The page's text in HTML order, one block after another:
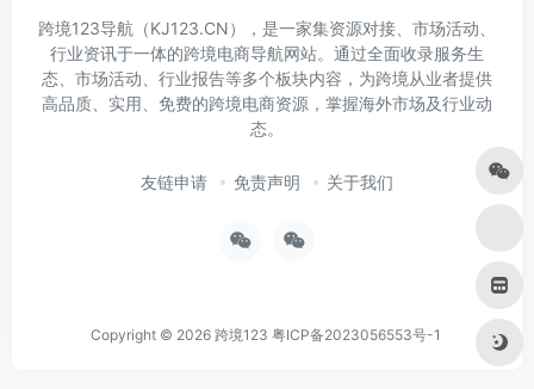
跨境123导航（KJ123.CN），是一家集资源对接、市场活动、
行业资讯于一体的跨境电商导航网站。通过全面收录服务生
态、市场活动、行业报告等多个板块内容，为跨境从业者提供
高品质、实用、免费的跨境电商资源，掌握海外市场及行业动
态。
友链申请 免责声明 关于我们
Copyright © 2026 跨境123 粤ICP备2023056553号-1